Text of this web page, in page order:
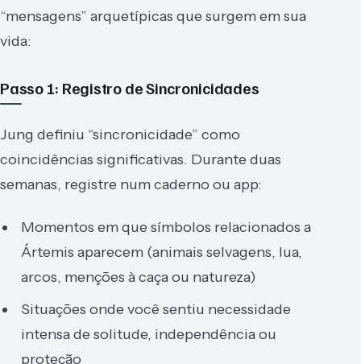
“mensagens” arquetípicas que surgem em sua
vida:
Passo 1: Registro de Sincronicidades
Jung definiu “sincronicidade” como
coincidências significativas. Durante duas
semanas, registre num caderno ou app:
Momentos em que símbolos relacionados a
Ártemis aparecem (animais selvagens, lua,
arcos, menções à caça ou natureza)
Situações onde você sentiu necessidade
intensa de solitude, independência ou
proteção